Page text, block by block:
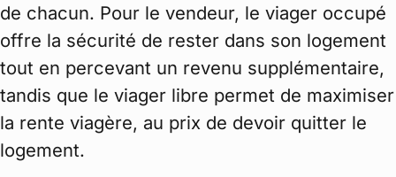
de chacun. Pour le vendeur, le viager occupé
offre la sécurité de rester dans son logement
tout en percevant un revenu supplémentaire,
tandis que le viager libre permet de maximiser
la rente viagère, au prix de devoir quitter le
logement.